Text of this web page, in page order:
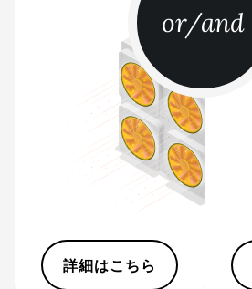
BITMAIN AntMiner
BITMAIN AntMiner
S19 Pro Hyd.
(184Th)
BITMAIN AntMiner
S19 Pro+ Hyd
(191Th)
or/and
詳細はこちら